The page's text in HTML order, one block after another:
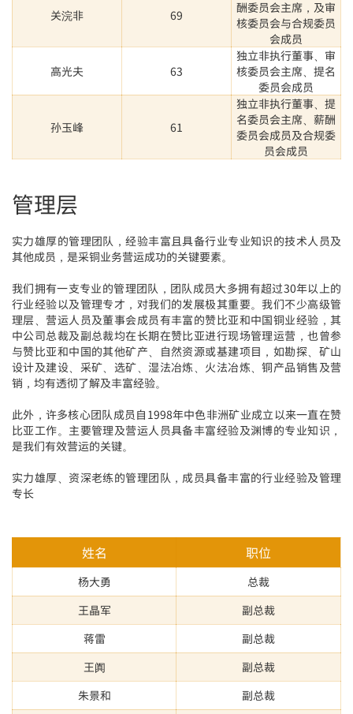
关浣非 69
酬委员会主席，及审
核委员会与合规委员
会成员
高光夫 63
独立非执行董事、审
核委员会主席、提名
委员会成员
孙玉峰 61
独立非执行董事、提
名委员会主席、薪酬
委员会成员及合规委
员会成员
管理层
实力雄厚的管理团队，经验丰富且具备行业专业知识的技术人员及
其他成员，是采铜业务营运成功的关键要素。
我们拥有一支专业的管理团队，团队成员大多拥有超过30年以上的
行业经验以及管理专才，对我们的发展极其重要。我们不少高级管
理层、营运人员及董事会成员有丰富的赞比亚和中国铜业经验，其
中公司总裁及副总裁均在长期在赞比亚进行现场管理运营，也曾参
与赞比亚和中国的其他矿产、自然资源或基建项目，如勘探、矿山
设计及建设、采矿、选矿、湿法冶炼、火法冶炼、铜产品销售及营
销，均有透彻了解及丰富经验。
此外，许多核心团队成员自1998年中色非洲矿业成立以来一直在赞
比亚工作。主要管理及营运人员具备丰富经验及渊博的专业知识，
是我们有效营运的关键。
实力雄厚、资深老练的管理团队，成员具备丰富的行业经验及管理
专长
姓名 职位
杨大勇
总裁
王晶军
副总裁
蒋雷
副总裁
王阗
副总裁
朱景和
副总裁